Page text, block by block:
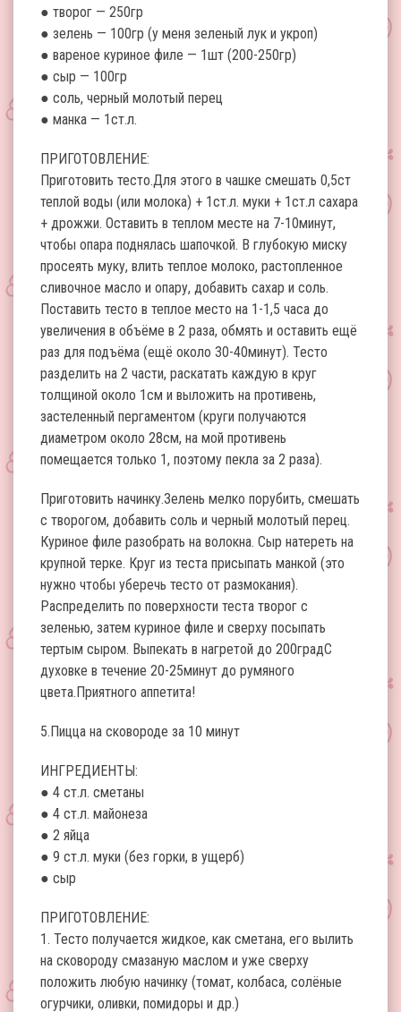
● творог — 250гр
● зелень — 100гр (у меня зеленый лук и укроп)
● вареное куриное филе — 1шт (200-250гр)
● сыр — 100гр
● соль, черный молотый перец
● манка — 1ст.л.
ПРИГОТОВЛЕНИЕ:
Приготовить тесто.Для этого в чашке смешать 0,5ст
теплой воды (или молока) + 1ст.л. муки + 1ст.л сахара
+ дрожжи. Оставить в теплом месте на 7-10минут,
чтобы опара поднялась шапочкой. В глубокую миску
просеять муку, влить теплое молоко, растопленное
сливочное масло и опару, добавить сахар и соль.
Поставить тесто в теплое место на 1-1,5 часа до
увеличения в объёме в 2 раза, обмять и оставить ещё
раз для подъёма (ещё около 30-40минут). Тесто
разделить на 2 части, раскатать каждую в круг
толщиной около 1см и выложить на противень,
застеленный пергаментом (круги получаются
диаметром около 28см, на мой противень
помещается только 1, поэтому пекла за 2 раза).
Приготовить начинку.Зелень мелко порубить, смешать
с творогом, добавить соль и черный молотый перец.
Куриное филе разобрать на волокна. Сыр натереть на
крупной терке. Круг из теста присыпать манкой (это
нужно чтобы уберечь тесто от размокания).
Распределить по поверхности теста творог с
зеленью, затем куриное филе и сверху посыпать
тертым сыром. Выпекать в нагретой до 200градС
духовке в течение 20-25минут до румяного
цвета.Приятного аппетита!
5.Пицца на сковороде за 10 минут
ИНГРЕДИЕНТЫ:
● 4 ст.л. сметаны
● 4 ст.л. майонеза
● 2 яйца
● 9 ст.л. муки (без горки, в ущерб)
● сыр
ПРИГОТОВЛЕНИЕ:
1. Тесто получается жидкое, как сметана, его вылить
на сковороду смазаную маслом и уже сверху
положить любую начинку (томат, колбаса, солёные
огурчики, оливки, помидоры и др.)